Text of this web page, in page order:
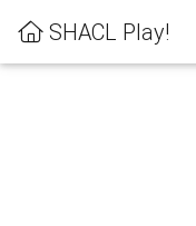
SHACL Play!